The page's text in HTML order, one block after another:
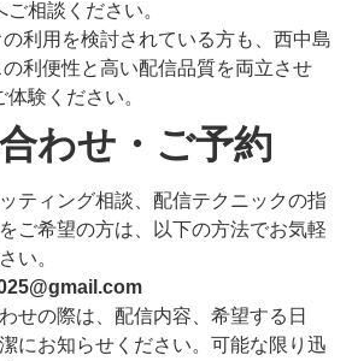
相談ください。
利用を検討されている方も、西中島
利便性と高い配信品質を両立させ
験ください。
わせ・ご予約
ティング相談、配信テクニックの指
ご希望の方は、以下の方法でお気軽
い。
せの際は、配信内容、希望する日
にお知らせください。可能な限り迅